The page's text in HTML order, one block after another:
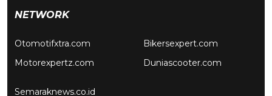
NETWORK
Otomotifxtra.com
Motorexpertz.com
Bikersexpert.com
Duniascooter.com
Semaraknews.co.id